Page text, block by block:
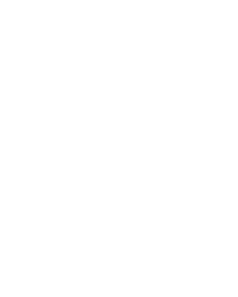
wird.
ist das Gericht an unserem Sitz
die Streitigkeit ein
ist. Dies gilt auch, wenn der
Europäischen Union hat.
ungültig oder undurchsetzbar
dieses Vertrages